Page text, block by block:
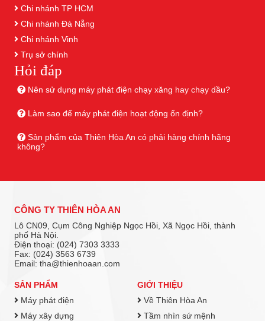
Chi nhánh TP HCM
Chi nhánh Đà Nẵng
Chi nhánh Vinh
Trụ sở chính
Hỏi đáp
Nên sử dụng máy phát điện chạy xăng hay chạy dầu?
Làm sao để máy phát điện hoạt động ổn định?
Sản phẩm của Thiên Hòa An có phải hàng chính hãng
không?
CÔNG TY THIÊN HÒA AN
Lô CN09, Cụm Công Nghiệp Ngọc Hồi, Xã Ngọc Hồi, thành
phố Hà Nội.
Điện thoại: (024) 7303 3333
Fax: (024) 3563 6739
Email: tha@thienhoaan.com
SẢN PHẨM
Máy phát điện
Máy xây dựng
GIỚI THIỆU
Về Thiên Hòa An
Tầm nhìn sứ mệnh